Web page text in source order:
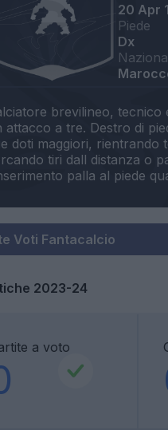
20 Apr
Piede
Dx
brevilineo,
attacco a tre. Destro di
doti maggiori, rientrando
tiri dall distanza o
2023-24
a voto